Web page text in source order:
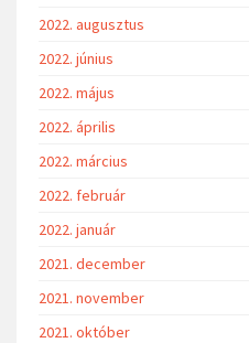
2022. augusztus
2022. június
2022. május
2022. április
2022. március
2022. február
2022. január
2021. december
2021. november
2021. október